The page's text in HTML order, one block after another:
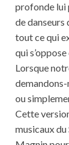
profonde lui
de danseurs
tout ce qui
qui
Lorsque
demandons-
ou
Cette
musicaux